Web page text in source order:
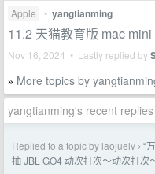
Apple • yangtianming
11.2 天猫教育版 mac
Nov 16, 2024 • Lastly replied by
» More topics by
yangtianming's recent replies
Replied to a topic by laojuelv › “
抽 JBL GO4 动次打次～动次打次